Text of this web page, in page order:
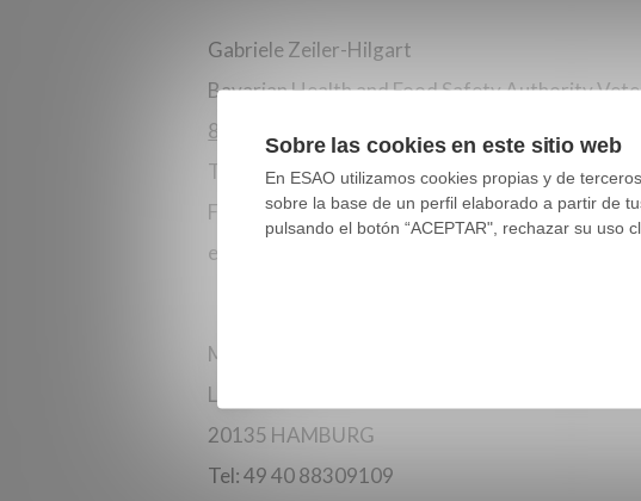
Gabriele Zeiler-Hilgart
Bavarian Health and Food Safety Authority
85764 OBERSCHLEISHEIM
Tel: 49 9131 6808 5521
Fax: 49 9131 6808 5425
e-mails:
Martin Reinecke SGS Germany GmbH
Laboratory Services Hamburg Weidenbaumsweg
20135 HAMBURG
Tel: 49 40 88309109
Sobre las cookies en este sitio web
En ESAO utilizamos cookies propias y de
sobre la base de un perfil elaborado a partir de
pulsando el botón “ACEPTAR", rechazar su uso